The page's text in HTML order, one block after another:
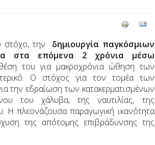
στόχο, την δημιουργία παγκόσμιων
στα επόμενα 2 χρόνια μέσω
του για μακροχρόνια ώθηση των
Ο στόχος για τον τομέα των
την εδραίωση των κατακερματισμένων
του χάλυβα, της ναυτιλίας, της
Η πλεονάζουσα παραγωγική ικανότητα
της απότομης επιβράδυνσης της